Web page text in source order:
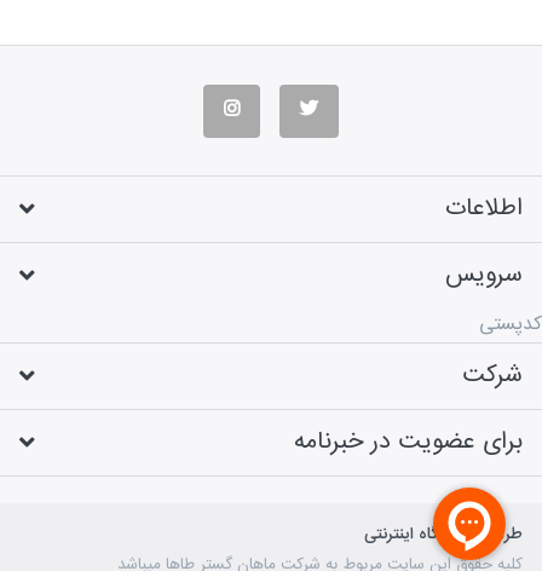
اطلاعات
سرویس
کدپستی
شرکت
برای عضویت در خبرنامه
طراحی فروشگاه اینترنتی
کلیه حقوق این سایت مربوط به شرکت ماهان گستر طاها میباشد